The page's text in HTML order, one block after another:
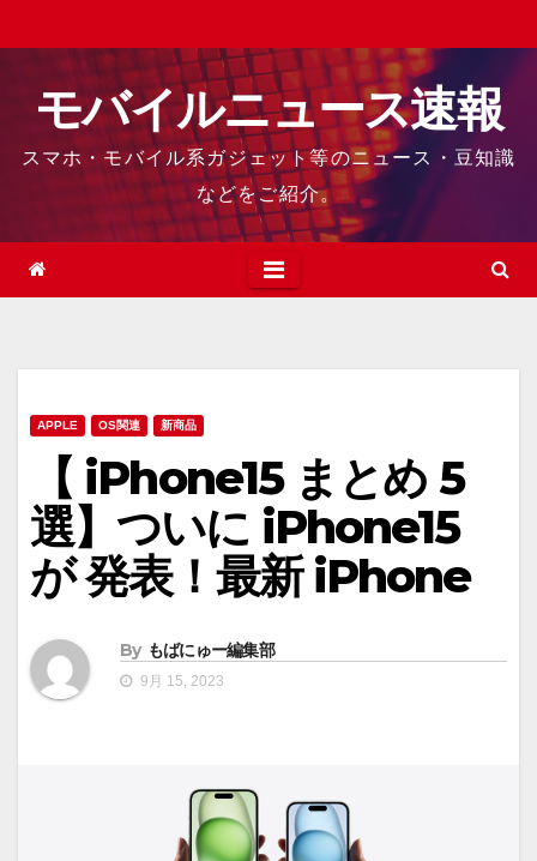
to
contentモバイルニュース速報
スマホ・モバイル系ガジェット等のニュース・豆知識
などをご紹介。
APPLE OS関連 新商品
【 iPhone15 まとめ 5
選】ついに iPhone15
が 発表！最新 iPhone
By もばにゅー編集部
9月 15, 2023